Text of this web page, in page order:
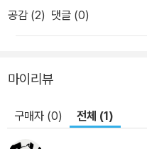
공감 (2) 댓글 (0)
마이리뷰
구매자 (0) 전체 (1)